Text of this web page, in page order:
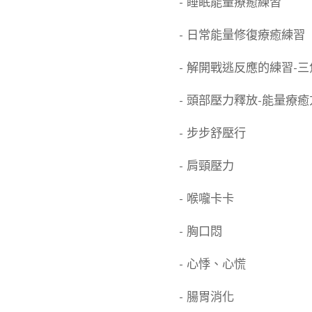
- 日常能量修復療癒練習
- 解開戰逃反應的練習-
- 頭部壓力釋放-能量療癒
- 步步舒壓行
- 肩頸壓力
- 喉嚨卡卡
- 胸口悶
- 心悸、心慌
- 腸胃消化